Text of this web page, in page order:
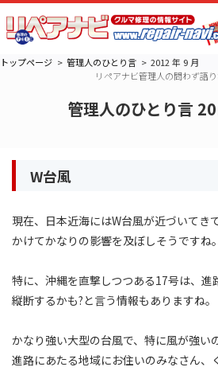
トップページ 管理人のひとり言
2012 年 9 月
リペアナビ管理人の問わず語
管理人のひとり言
W台風
現在、日本近海にはW台風が近づいてき
かけてかなりの影響を及ぼしそうですね。
特に、沖縄を直撃しつつある17号は、進
縦断するかも?と言う情報もありますね。
かなり強い大型の台風で、特に風が強い
進路にあたる地域にお住いのみなさん、